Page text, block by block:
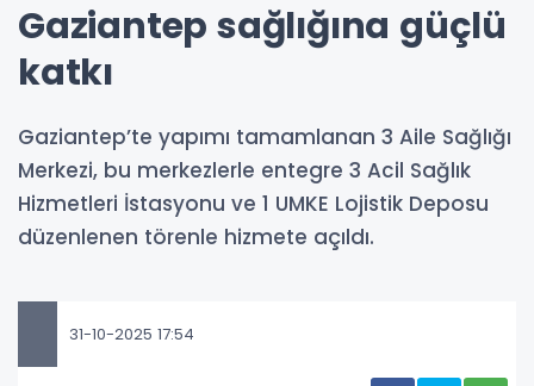
Gaziantep sağlığına güçlü
katkı
Gaziantep’te yapımı tamamlanan 3 Aile Sağlığı
Merkezi, bu merkezlerle entegre 3 Acil Sağlık
Hizmetleri İstasyonu ve 1 UMKE Lojistik Deposu
düzenlenen törenle hizmete açıldı.
31-10-2025 17:54